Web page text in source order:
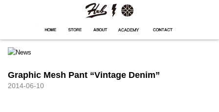
Graphic Mesh Pant “Vintage Denim”
2014-06-10